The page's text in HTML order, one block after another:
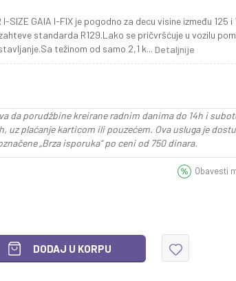
I-SIZE GAIA I-FIX je pogodno za decu visine između 125 i
standarda R129.Lako se pričvršćuje u vozilu
težinom od samo 2,1 k... Detaljnije
da porudžbine kreirane radnim danima do 14h i
uz plaćanje karticom ili pouzećem. Ova usluga je
„Brza isporuka“ po ceni od 750 dinara.
Obavesti
DODAJ U KORPU